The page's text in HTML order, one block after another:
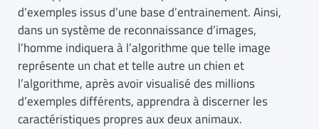
d’exemples issus d’une base d’entrainement. Ainsi,
dans un système de reconnaissance d’images,
l’homme indiquera à l’algorithme que telle image
représente un chat et telle autre un chien et
l’algorithme, après avoir visualisé des millions
d’exemples différents, apprendra à discerner les
caractéristiques propres aux deux animaux.